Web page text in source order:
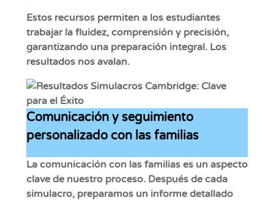
Estos recursos permiten a los estudiantes
trabajar la fluidez, comprensión y precisión,
garantizando una preparación integral. Los
resultados nos avalan.
Comunicación y seguimiento
personalizado con las familias
La comunicación con las familias es un aspecto
clave de nuestro proceso. Después de cada
simulacro, preparamos un informe detallado